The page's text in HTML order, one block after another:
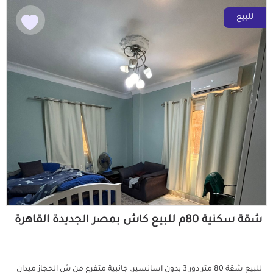
للبيع
شقة سكنية 80م للبيع كاش بمصر الجديدة القاهرة
للبيع شقة 80 متر دور 3 بدون اسانسير. جانبية متفرع من ش الحجاز ميدان